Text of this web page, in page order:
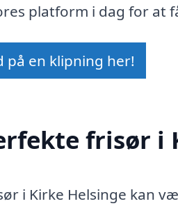
platform i dag for at
på en klipning her!
frisør i
i Kirke Helsinge kan